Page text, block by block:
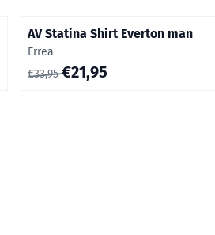
AV Statina Shirt Everton man
Merk:
Errea
Van 33,95 voor 21,95
€33,95€21,95